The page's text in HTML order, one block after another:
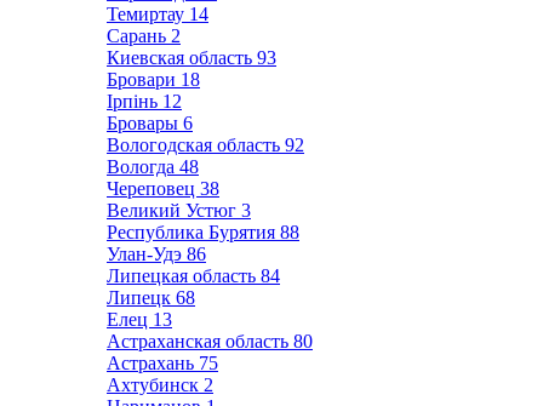
Темиртау 14
Сарань 2
Киевская область 93
Бровари 18
Ірпінь 12
Бровары 6
Вологодская область 92
Вологда 48
Череповец 38
Великий Устюг 3
Республика Бурятия 88
Улан-Удэ 86
Липецкая область 84
Липецк 68
Елец 13
Астраханская область 80
Астрахань 75
Ахтубинск 2